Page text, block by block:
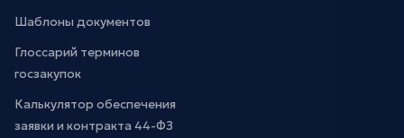
Шаблоны документов
Глоссарий терминов
госзакупок
Калькулятор обеспечения
заявки и контракта 44-ФЗ